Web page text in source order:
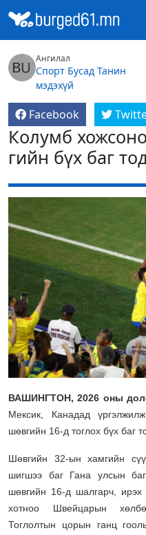
Ангилал
Спорт Бусад Танин
мэдэхүй
Facebook
Колумб
гийн бүх баг
ВАШИНГТОН, 2026 оны
Мексик, Канадад
шөвгийн 16-д тоглох бүх баг
Шөвгийн 32-ын хамгийн
шигшээ баг Гана улсын
шөвгийн 16-д шалгарч, ирэх
хотноо Швейцарын
Тоглолтын цорын ганц